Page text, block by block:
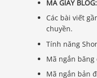
MÃ GIÀY
Các bài viết
chuyền.
Tính năng
Mã ngắn băng
Mã ngắn bản